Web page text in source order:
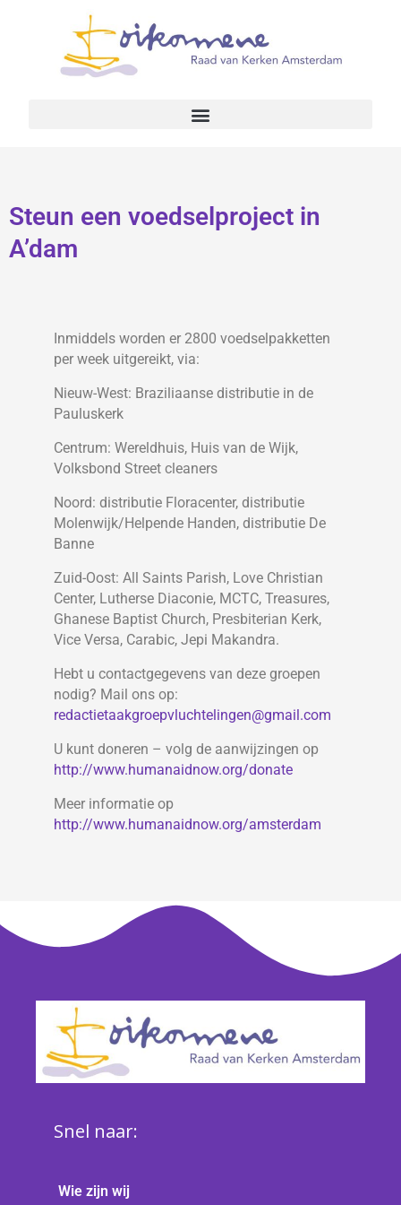
Steun een voedselproject in
A’dam
Inmiddels worden er 2800 voedselpakketten
per week uitgereikt, via:
Nieuw-West: Braziliaanse distributie in de
Pauluskerk
Centrum: Wereldhuis, Huis van de Wijk,
Volksbond Street cleaners
Noord: distributie Floracenter, distributie
Molenwijk/Helpende Handen, distributie De
Banne
Zuid-Oost: All Saints Parish, Love Christian
Center, Lutherse Diaconie, MCTC, Treasures,
Ghanese Baptist Church, Presbiterian Kerk,
Vice Versa, Carabic, Jepi Makandra.
Hebt u contactgegevens van deze groepen
nodig? Mail ons op:
redactietaakgroepvluchtelingen@gmail.com
U kunt doneren – volg de aanwijzingen op
http://www.humanaidnow.org/donate
Meer informatie op
http://www.humanaidnow.org/amsterdam
Snel naar:
Wie zijn wij